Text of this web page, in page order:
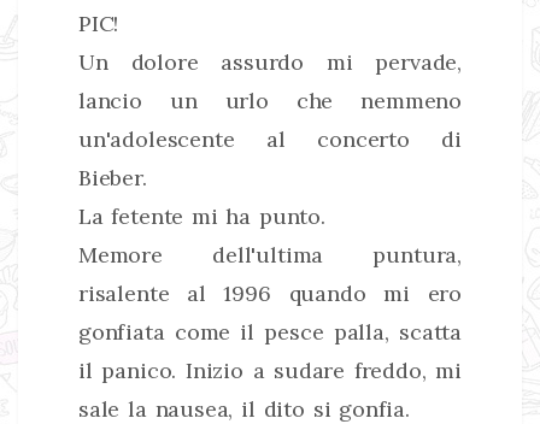
PIC!
Un dolore assurdo mi pervade,
lancio un urlo che nemmeno
un'adolescente al concerto di
Bieber.
La fetente mi ha punto.
Memore dell'ultima puntura,
risalente al 1996 quando mi ero
gonfiata come il pesce palla, scatta
il panico. Inizio a sudare freddo, mi
sale la nausea, il dito si gonfia.